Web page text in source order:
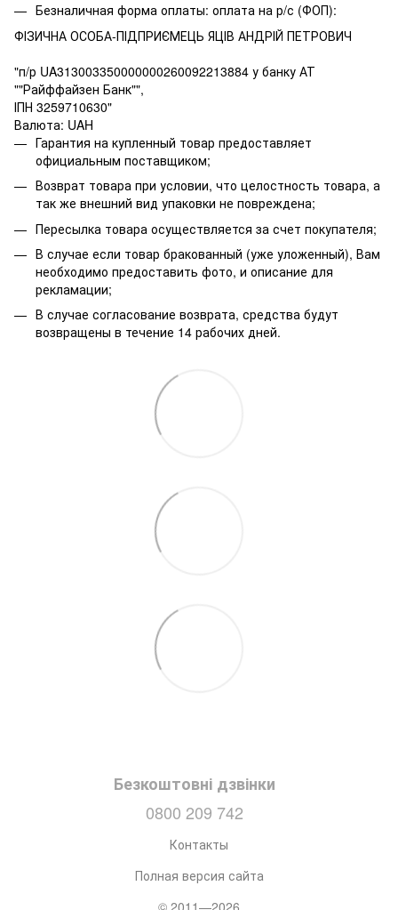
Безналичная форма оплаты: оплата на р/с (ФОП):
ФІЗИЧНА ОСОБА-ПІДПРИЄМЕЦЬ ЯЦІВ АНДРІЙ ПЕТРОВИЧ
"п/р UA313003350000000260092213884 у банку АТ
""Райффайзен Банк"",
ІПН 3259710630"
Валюта: UAH
Гарантия на купленный товар предоставляет
официальным поставщиком;
Возврат товара при условии, что целостность товара, а
так же внешний вид упаковки не повреждена;
Пересылка товара осуществляется за счет покупателя;
В случае если товар бракованный (уже уложенный), Вам
необходимо предоставить фото, и описание для
рекламации;
В случае согласование возврата, средства будут
возвращены в течение 14 рабочих дней.
Безкоштовні дзвінки
0800 209 742
Контакты
Полная версия сайта
© 2011—2026